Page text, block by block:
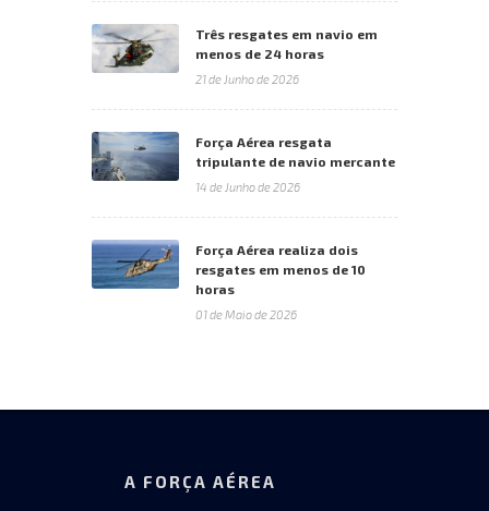
Três resgates em navio em
menos de 24 horas
21 de Junho de 2026
Força Aérea resgata
tripulante de navio mercante
14 de Junho de 2026
Força Aérea realiza dois
resgates em menos de 10
horas
01 de Maio de 2026
A FORÇA AÉREA